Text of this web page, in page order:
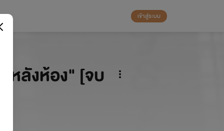
เข้าสู่ระบบ
หลังห้อง" [จบ